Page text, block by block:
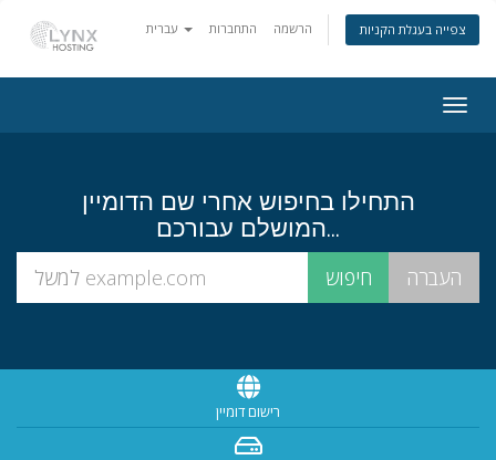
התחברות הרשמה צפייה בעגלת הקניות
התחילו בחיפוש אחרי שם הדומיין
המושלם עבורכם...
רישום דומיין